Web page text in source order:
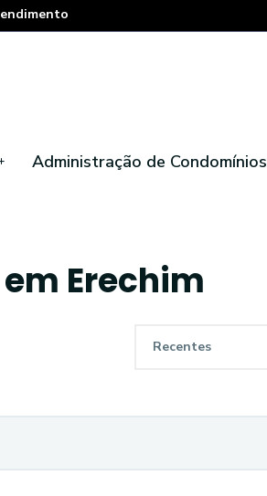
Administração de Condomínios
Erechim
Recentes